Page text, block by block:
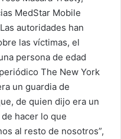
MedStar Mobile
autoridades han
las víctimas, el
persona de edad
The New York
un guardia de
de quien dijo era un
hacer lo que
al resto de nosotros”,